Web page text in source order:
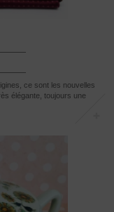
ce sont les nouvelles
élégante, toujours une